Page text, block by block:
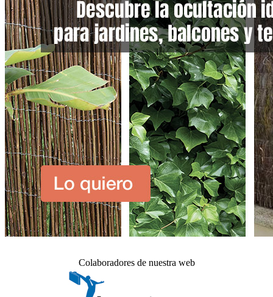
Colaboradores de nuestra web